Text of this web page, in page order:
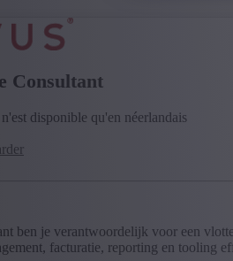
Consultant
disponible qu'en néerlandais
ben je verantwoordelijk voor een
facturatie, reporting en tooling